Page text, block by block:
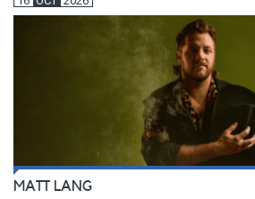
MATT LANG